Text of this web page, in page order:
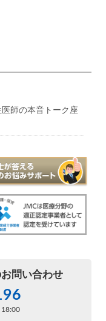
医師の本音トーク座
問い合わせ